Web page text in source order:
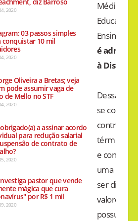
2020
03 passos simples
conquistar 10 mil
2020
Oliveira a Bretas; veja
pode assumir vaga de
de Mello no STF
2020
a assinar acordo
para redução salarial
de contrato de
2020
pastor que vende
mágica que cura
por R$ 1 mil
2020
Médio (15
Educação
Ensino
é
à
Dessa
se
contrato
término
e
uma
ser
valores,
possuem